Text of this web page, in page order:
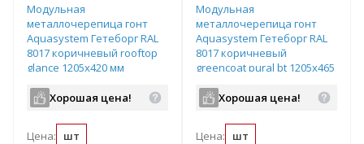
Модульная
металлочерепица гонт
Aquasystem Гетеборг RAL
8017 коричневый rooftop
glance 1205х420 мм
Хорошая цена!
Цена: шт
Модульная
металлочерепица гонт
Aquasystem Гетеборг RAL
8017 коричневый
greencoat pural bt 1205х465
Хорошая цена!
Цена: шт